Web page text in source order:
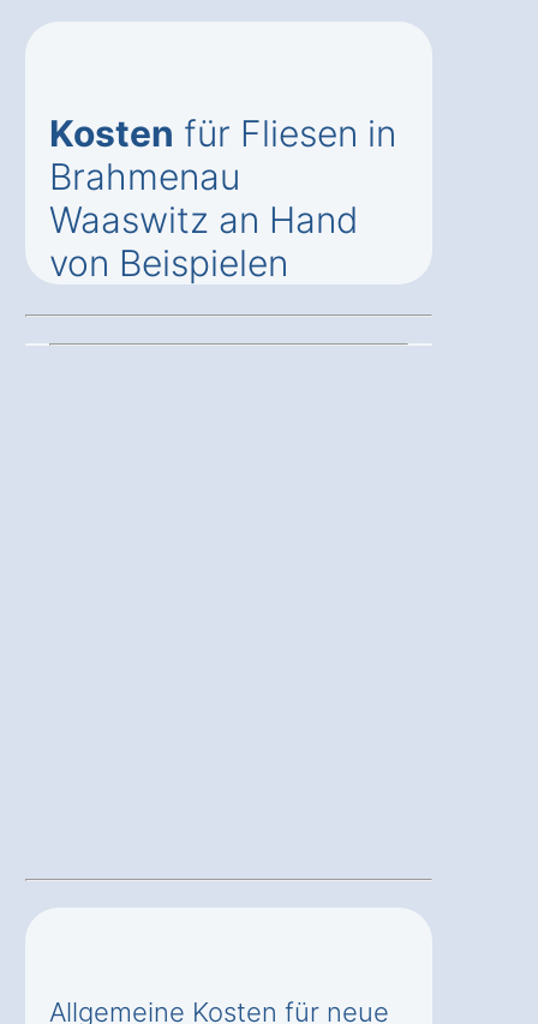
Kosten für Fliesen in
Brahmenau
Waaswitz an Hand
von Beispielen
Allgemeine Kosten für neue